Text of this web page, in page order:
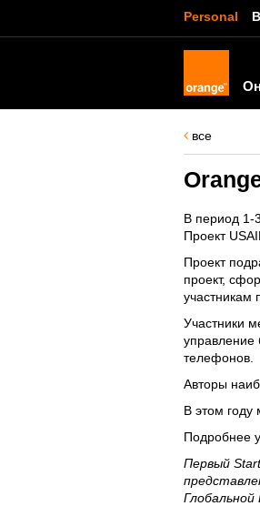
Personal
все
В период 1-
Проект
Проект
проект,
участникам
Участники
управление
телефонов.
Авторы
В этом году
Подробнее
Первый